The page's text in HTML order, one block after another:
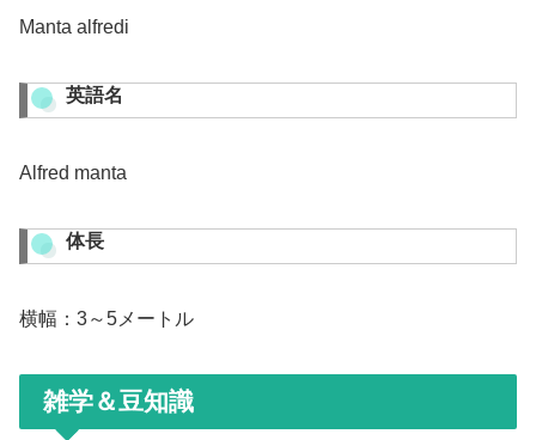
Manta alfredi
英語名
Alfred manta
体長
横幅：3～5メートル
雑学＆豆知識